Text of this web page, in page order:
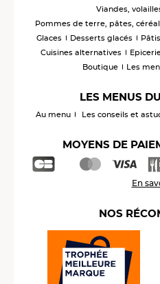
Viandes,
Pommes de terre, pâtes,
Glaces
Desserts glacés
Cuisines alternatives
Boutique
Les
LES MENUS
Au menu Les conseils et
MOYENS DE
En
NOS